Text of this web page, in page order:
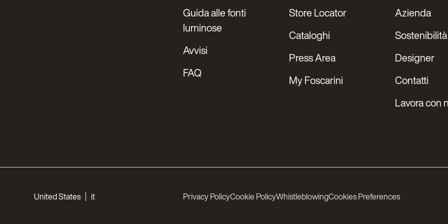
Guida alle fonti
luminose
Avvisi
FAQ
Store Locator
Cataloghi
Press Area
My Foscarini
Azienda
Sostenibilità
Designer
Contatti
Lavora con
United States it Privacy PolicyCookie PolicyWhistleblowingCookies Preferences